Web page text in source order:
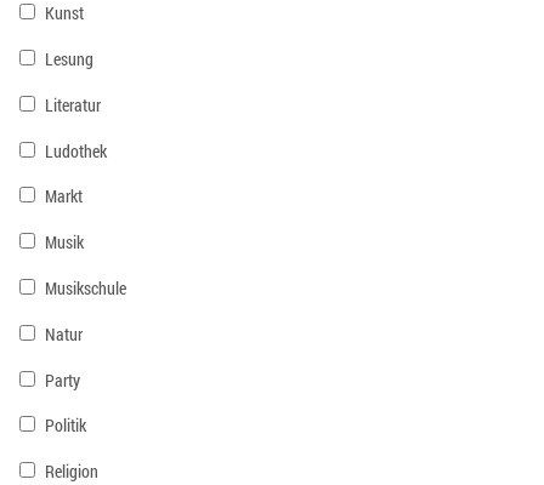
Kunst
Lesung
Literatur
Ludothek
Markt
Musik
Musikschule
Natur
Party
Politik
Religion